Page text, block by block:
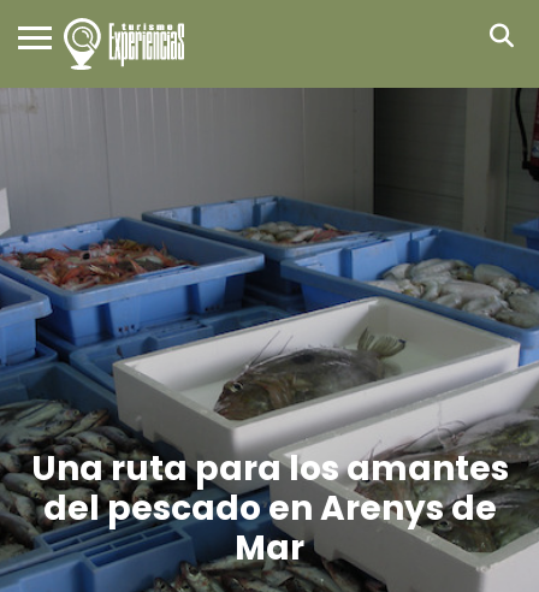
Una ruta para los amantes
del pescado en Arenys de
Mar